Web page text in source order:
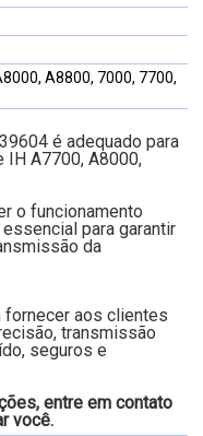
A8800, 7000, 7700,
é adequado para
IH A7700, A8000,
o funcionamento
para garantir
da
fornecer aos clientes
transmissão
seguros e
entre em contato
você.